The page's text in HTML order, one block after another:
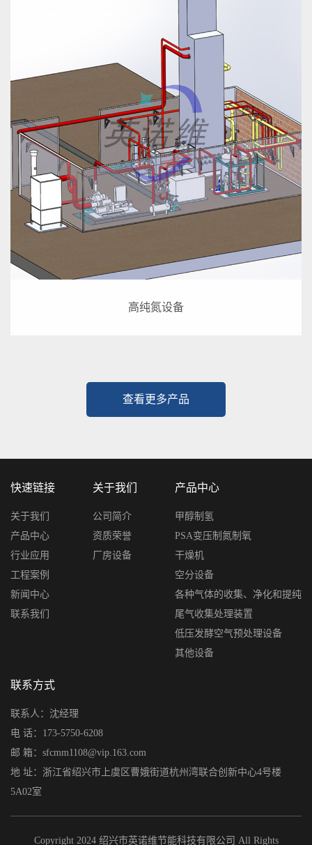
高纯氮设备
查看更多产品
快速链接
关于我们
产品中心
行业应用
工程案例
新闻中心
联系我们
关于我们
公司简介
资质荣誉
厂房设备
产品中心
甲醇制氢
PSA变压制氮制氧
干燥机
空分设备
各种气体的收集、净化和提纯
尾气收集处理装置
低压发酵空气预处理设备
其他设备
联系方式
联系人：沈经理
电 话：173-5750-6208
邮 箱：sfcmm1108@vip.163.com
地 址：浙江省绍兴市上虞区曹娥街道杭州湾联合创新中心4号楼
5A02室
Copyright 2024 绍兴市英诺维节能科技有限公司 All Rights